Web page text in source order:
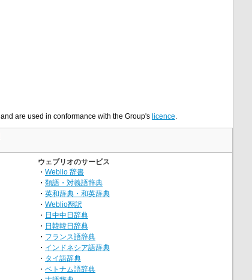
, and are used in conformance with the Group's licence
ウェブリオのサービス
・ Weblio 辞書
・ 類語・対義語辞典
・ 英和辞典・和英辞典
・ Weblio翻訳
・ 日中中日辞典
・ 日韓韓日辞典
・ フランス語辞典
・ インドネシア語辞典
・ タイ語辞典
・ ベトナム語辞典